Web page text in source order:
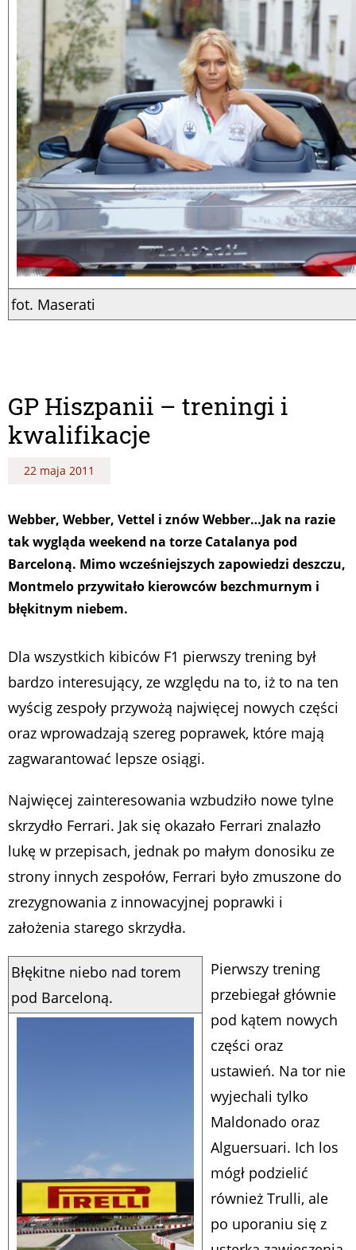
fot. Maserati
GP Hiszpanii – treningi i
kwalifikacje
22 maja 2011
Webber, Webber, Vettel i znów Webber…Jak na razie
tak wygląda weekend na torze Catalanya pod
Barceloną. Mimo wcześniejszych zapowiedzi deszczu,
Montmelo przywitało kierowców bezchmurnym i
błękitnym niebem.
Dla wszystkich kibiców F1 pierwszy trening był
bardzo interesujący, ze względu na to, iż to na ten
wyścig zespoły przywożą najwięcej nowych części
oraz wprowadzają szereg poprawek, które mają
zagwarantować lepsze osiągi.
Najwięcej zainteresowania wzbudziło nowe tylne
skrzydło Ferrari. Jak się okazało Ferrari znalazło
lukę w przepisach, jednak po małym donosiku ze
strony innych zespołów, Ferrari było zmuszone do
zrezygnowania z innowacyjnej poprawki i
założenia starego skrzydła.
Błękitne niebo nad torem
pod Barceloną.
Pierwszy trening
przebiegał głównie
pod kątem nowych
części oraz
ustawień. Na tor nie
wyjechali tylko
Maldonado oraz
Alguersuari. Ich los
mógł podzielić
również Trulli, ale
po uporaniu się z